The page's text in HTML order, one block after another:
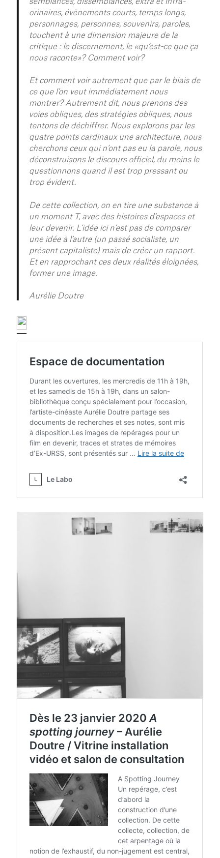
orinaires, évènements courts, temps longs,
personnages, personnes, souvenirs, paroles,
touchent à une dimension majeure de la
critique : le discernement, le «qu’est-ce que ça
nous raconte»? Comment voir?
Et comment voir autrement que par le biais de
ce que l’on veut immédiatement nous
montrer? Autrement dit, nous prenons des
voies obliques, des stratégies obliques, nous
tentons de déchiffrer. Nous explorons par les
quatre points cardinaux une architecture, nous
cherchons ceux qui n’ont pas eu la parole, nous
déconstruisons le discours officiel, du moins le
questionnons quand il est trop pressant ou
trop évident.
De cette collection, on en tire une substance à
un moment T, avec des histoires d’espaces et
leur devenir. L’idée ici n’est pas de comparer
une idée à l’autre (un passé socialiste, un
présent capitaliste) mais de créer un rapport.
Et en rapprochant ces deux réalités éloignées,
former une image.
Aurélie Doutre